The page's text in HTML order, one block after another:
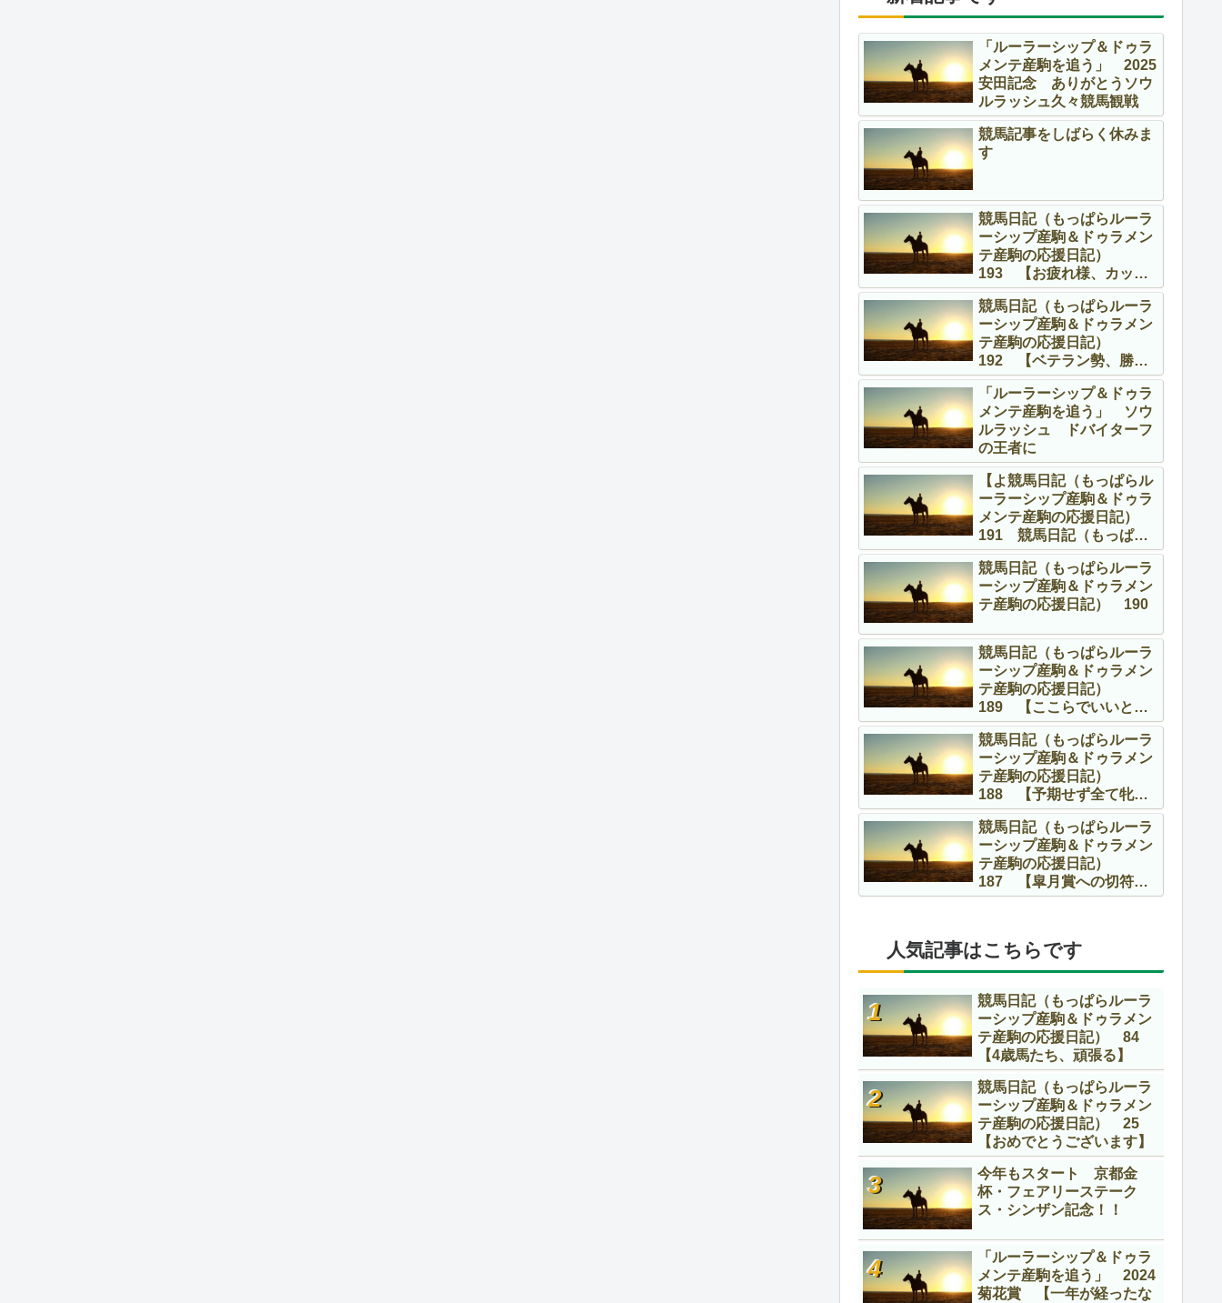
「ルーラーシップ＆ドゥラ
メンテ産駒を追う」 2025
安田記念 ありがとうソウ
ルラッシュ久々競馬観戦
競馬記事をしばらく休みま
す
競馬日記（もっぱらルーラ
ーシップ産駒＆ドゥラメン
テ産駒の応援日記）
193 【お疲れ様、カッコ
よかったよ】
競馬日記（もっぱらルーラ
ーシップ産駒＆ドゥラメン
テ産駒の応援日記）
192 【ベテラン勢、勝
つ！！】
「ルーラーシップ＆ドゥラ
メンテ産駒を追う」 ソウ
ルラッシュ ドバイターフ
の王者に
【よ競馬日記（もっぱらル
ーラーシップ産駒＆ドゥラ
メンテ産駒の応援日記）
191 競馬日記（もっぱら
ルーラーシップ産駒＆ドゥ
ラメンテ産駒の応援日
記） 191 【よくやって
る、頑張ってる！】
競馬日記（もっぱらルーラ
ーシップ産駒＆ドゥラメン
テ産駒の応援日記） 190
競馬日記（もっぱらルーラ
ーシップ産駒＆ドゥラメン
テ産駒の応援日記）
189 【ここらでいいとこ
ろを】
競馬日記（もっぱらルーラ
ーシップ産駒＆ドゥラメン
テ産駒の応援日記）
188 【予期せず全て牝馬
の話】
競馬日記（もっぱらルーラ
ーシップ産駒＆ドゥラメン
テ産駒の応援日記）
187 【皐月賞への切符を
かけて】
人気記事はこちらです
競馬日記（もっぱらルーラ
ーシップ産駒＆ドゥラメン
テ産駒の応援日記） 84
【4歳馬たち、頑張る】
競馬日記（もっぱらルーラ
ーシップ産駒＆ドゥラメン
テ産駒の応援日記） 25
【おめでとうございます】
今年もスタート 京都金
杯・フェアリーステーク
ス・シンザン記念！！
「ルーラーシップ＆ドゥラ
メンテ産駒を追う」 2024
菊花賞 【一年が経ったな